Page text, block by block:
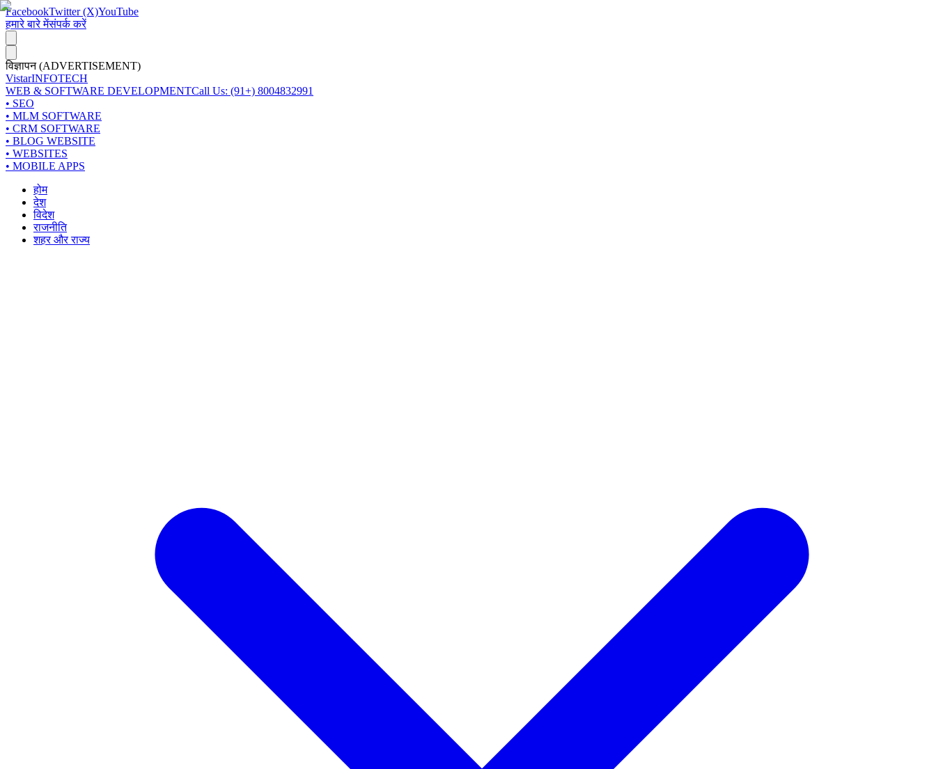
FacebookTwitter (X)YouTube
हमारे बारे मेंसंपर्क करें
विज्ञापन (ADVERTISEMENT)
VistarINFOTECH
WEB & SOFTWARE DEVELOPMENTCall Us: (91+) 8004832991
• SEO
• MLM SOFTWARE
• CRM SOFTWARE
• BLOG WEBSITE
• WEBSITES
• MOBILE APPS
होम
देश
विदेश
राजनीति
शहर और राज्य